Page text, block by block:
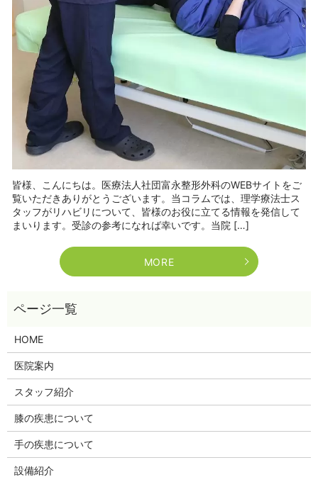
皆様、こんにちは。医療法人社団富永整形外科のWEBサイトをご
覧いただきありがとうございます。当コラムでは、理学療法士ス
タッフがリハビリについて、皆様のお役に立てる情報を発信して
まいります。受診の参考になれば幸いです。当院 […]
MORE
HOME
医院案内
スタッフ紹介
膝の疾患について
手の疾患について
設備紹介